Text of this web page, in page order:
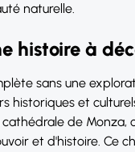
naturelle.
histoire à
sans une
historiques et
de Monza,
et d'histoire. Ce